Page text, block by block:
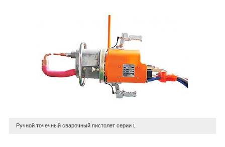
Ручной точечный сварочный пистолет серии L